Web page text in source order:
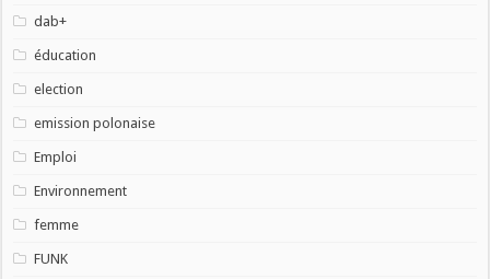
dab+
éducation
election
emission polonaise
Emploi
Environnement
femme
FUNK